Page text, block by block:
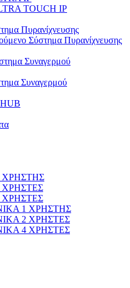
TOUCH IP
Πυρανίχνευσης
Σύστημα Πυρανίχνευσης
Συναγερμού
Συναγερμού
ΧΡΗΣΤΗΣ
ΧΡΗΣΤΕΣ
ΧΡΗΣΤΕΣ
1 ΧΡΗΣΤΗΣ
2 ΧΡΗΣΤΕΣ
4 ΧΡΗΣΤΕΣ